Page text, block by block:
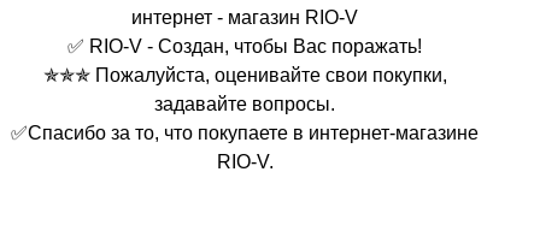
интернет - магазин RIO-V
✅ RIO-V - Создан, чтобы Вас поражать!
✯✯✯ Пожалуйста, оценивайте свои покупки,
задавайте вопросы.
✅Спасибо за то, что покупаете в интернет-магазине
RIO-V.